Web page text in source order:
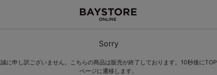
Sorry
誠に申し訳ございません。こちらの商品は販売が終了しております。10秒後にTOP
ページに遷移します。